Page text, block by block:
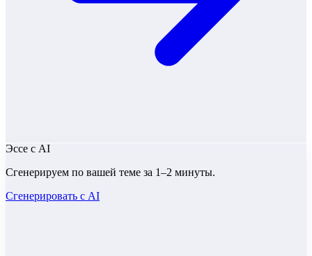
Эссе с AI
Сгенерируем по вашей теме за 1–2 минуты.
Сгенерировать с AI